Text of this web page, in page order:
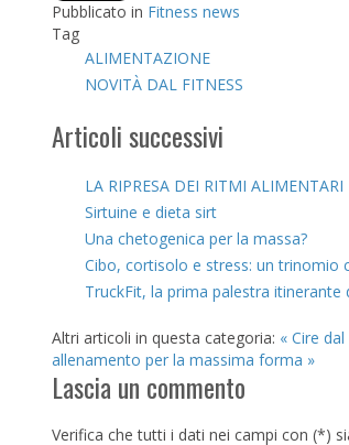
Pubblicato in Fitness news
Tag
ALIMENTAZIONE
NOVITÀ DAL FITNESS
Articoli successivi
LA RIPRESA DEI RITMI ALIMENTARI
Sirtuine e dieta sirt
Una chetogenica per la massa?
Cibo, cortisolo e stress: un trinomio
TruckFit, la prima palestra itinerante
Altri articoli in questa categoria: « Cire
allenamento per la massima forma »
Lascia un commento
Verifica che tutti i dati nei campi con (*)